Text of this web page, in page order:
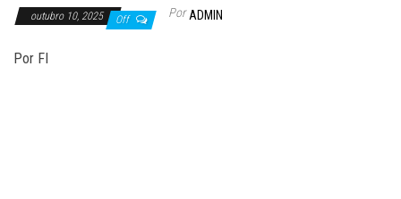
outubro 10, 2025 Off Por ADMIN
Por FI